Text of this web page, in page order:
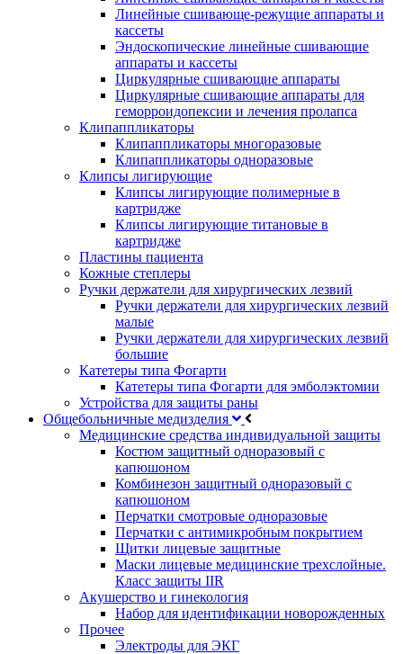
Линейные сшивающе-режущие аппараты и
кассеты
Эндоскопические линейные сшивающие
аппараты и кассеты
Циркулярные сшивающие аппараты
Циркулярные сшивающие аппараты для
геморроидопексии и лечения пролапса
Клипаппликаторы
Клипаппликаторы многоразовые
Клипаппликаторы одноразовые
Клипсы лигирующие
Клипсы лигирующие полимерные в
картридже
Клипсы лигирующие титановые в
картридже
Пластины пациента
Кожные степлеры
Ручки держатели для хирургических лезвий
Ручки держатели для хирургических лезвий
малые
Ручки держатели для хирургических лезвий
большие
Катетеры типа Фогарти
Катетеры типа Фогарти для эмболэктомии
Устройства для защиты раны
Общебольничные медизделия
Медицинские средства индивидуальной защиты
Костюм защитный одноразовый с
капюшоном
Комбинезон защитный одноразовый с
капюшоном
Перчатки смотровые одноразовые
Перчатки с антимикробным покрытием
Щитки лицевые защитные
Маски лицевые медицинские трехслойные.
Класс защиты IIR
Акушерство и гинекология
Набор для идентификации новорожденных
Прочее
Электроды для ЭКГ